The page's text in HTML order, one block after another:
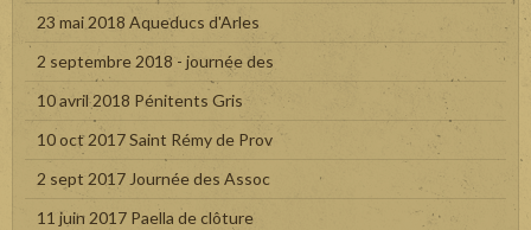
23 mai 2018 Aqueducs d'Arles
2 septembre 2018 - journée des
10 avril 2018 Pénitents Gris
10 oct 2017 Saint Rémy de Prov
2 sept 2017 Journée des Assoc
11 juin 2017 Paella de clôture